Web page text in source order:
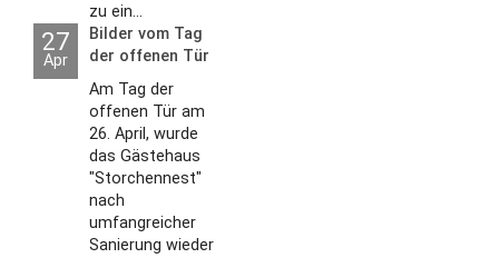
zu ein...
27
Apr
Bilder vom Tag
der offenen Tür
2026
Am Tag der
offenen Tür am
26. April, wurde
das Gästehaus
"Storchennest"
nach
umfangreicher
Sanierung wieder